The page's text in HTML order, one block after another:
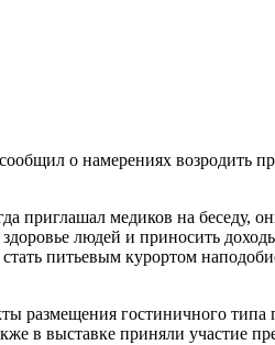
о намерениях возродить
приглашал медиков на беседу,
людей и приносить
питьевым курортом
размещения гостиничного типа
в выставке приняли участие